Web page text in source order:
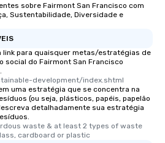
experienced, and all
last. It’s an
will reminisce about
One of the best
convenient and
experience is
restaurants are within
walking distance of
sobre Fairmont San Francisco com
Sustentabilidade, Diversidade e
link para quaisquer metas/estratégias de
social do Fairmont San Francisco
development/index.shtml
uma estratégia que se concentra na
(ou seja, plásticos, papéis, papelão
detalhadamente sua estratégia
waste & at least 2 types of waste
cardboard or plastic